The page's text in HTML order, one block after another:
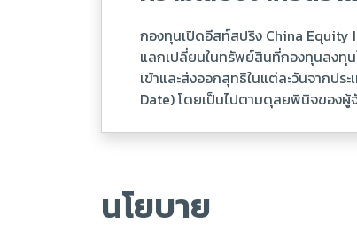
กองทุนเปิดอีสท์สปริง China Equity
แลกเปลี่ยนในทรัพย์สินที่กองทุนลงทุน
เข้าและส่งออกสุทธิในแต่ละวันจากป
Date) โดยเป็นไปตามดุลยพินิจของผู้
นโยบาย